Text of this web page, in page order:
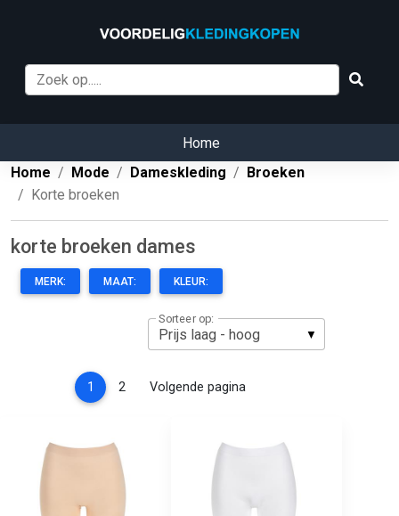
Home
Home
Mode Dameskleding
Broeken
Korte broeken
korte broeken dames
MERK: MAAT: KLEUR:
Sorteer op:
1 (current)
2 Volgende pagina